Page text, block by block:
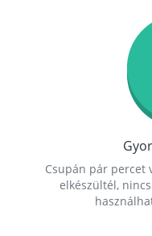
Csupán pár percet
elkészültél,